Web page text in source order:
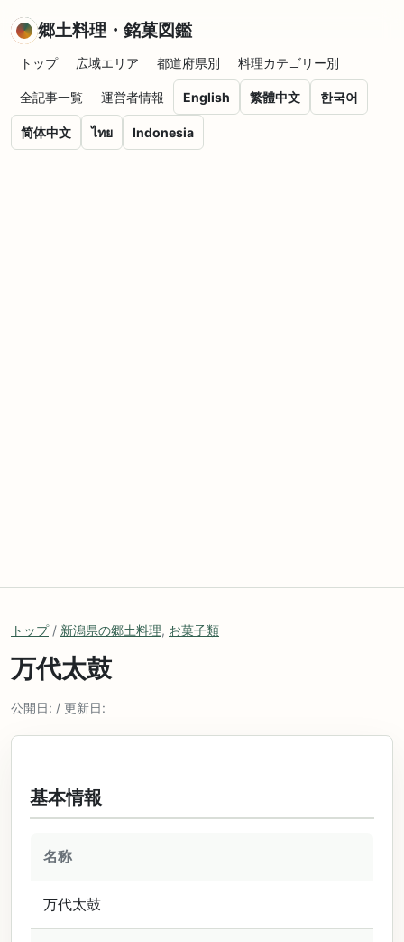
郷土料理・銘菓図鑑
トップ 広域エリア 都道府県別 料理カテゴリー別
全記事一覧 運営者情報 English 繁體中文 한국어
简体中文 ไทย Indonesia
トップ/ 新潟県の郷土料理, お菓子類
万代太鼓
公開日: / 更新日:
基本情報
名称
万代太鼓